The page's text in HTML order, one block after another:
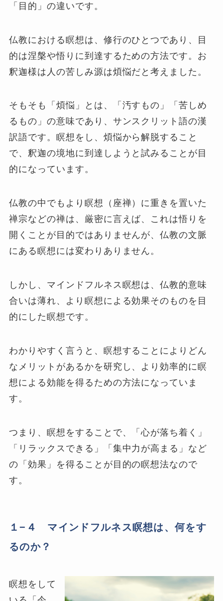
「目的」の違いです。
仏教における瞑想は、修行のひとつであり、目
的は涅槃や悟りに到達するための方法です。お
釈迦様は人の苦しみ源は煩悩だと考えました。
そもそも「煩悩」とは、「汚すもの」「苦しめ
るもの」の意味であり、サンスクリット語の漢
訳語です。瞑想をし、煩悩から解脱すること
で、釈迦の境地に到達しようと試みることが目
的になっています。
仏教の中でもより瞑想（座禅）に重きを置いた
禅宗などの禅は、厳密に言えば、これは悟りを
開くことが目的ではありませんが、仏教の文脈
にある瞑想には変わりありません。
しかし、マインドフルネス瞑想は、仏教的意味
合いは薄れ、より瞑想による効果そのものを目
的にした瞑想です。
わかりやすく言うと、瞑想することによりどん
なメリットがあるかを研究し、より効率的に瞑
想による効能を得るための方法になっていま
す。
つまり、瞑想をすることで、「心が落ち着く」
「リラックスできる」「集中力が高まる」など
の「効果」を得ることが目的の瞑想法なので
す。
１−４ マインドフルネス瞑想は、何をす
るのか？
瞑想をして